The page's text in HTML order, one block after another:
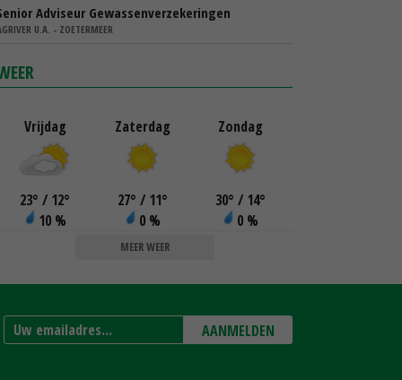
Adviseur Gewassenverzekeringen
U.A. - ZOETERMEER
Vrijdag
23° / 12°
10 %
Zaterdag
27° / 11°
0 %
Zondag
30° / 14°
0 %
MEER WEER
AANMELDEN